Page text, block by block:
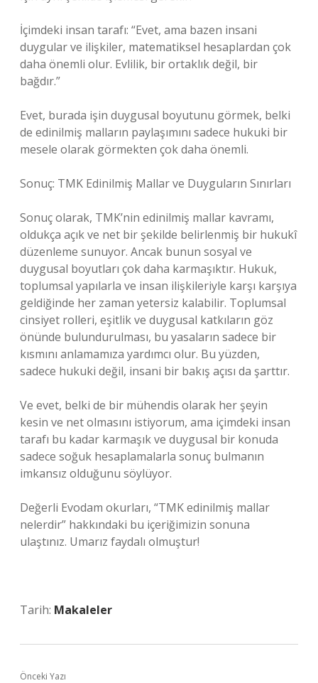
İçimdeki insan tarafı: “Evet, ama bazen insani
duygular ve ilişkiler, matematiksel hesaplardan çok
daha önemli olur. Evlilik, bir ortaklık değil, bir
bağdır.”
Evet, burada işin duygusal boyutunu görmek, belki
de edinilmiş malların paylaşımını sadece hukuki bir
mesele olarak görmekten çok daha önemli.
Sonuç: TMK Edinilmiş Mallar ve Duyguların Sınırları
Sonuç olarak, TMK’nin edinilmiş mallar kavramı,
oldukça açık ve net bir şekilde belirlenmiş bir hukukî
düzenleme sunuyor. Ancak bunun sosyal ve
duygusal boyutları çok daha karmaşıktır. Hukuk,
toplumsal yapılarla ve insan ilişkileriyle karşı karşıya
geldiğinde her zaman yetersiz kalabilir. Toplumsal
cinsiyet rolleri, eşitlik ve duygusal katkıların göz
önünde bulundurulması, bu yasaların sadece bir
kısmını anlamamıza yardımcı olur. Bu yüzden,
sadece hukuki değil, insani bir bakış açısı da şarttır.
Ve evet, belki de bir mühendis olarak her şeyin
kesin ve net olmasını istiyorum, ama içimdeki insan
tarafı bu kadar karmaşık ve duygusal bir konuda
sadece soğuk hesaplamalarla sonuç bulmanın
imkansız olduğunu söylüyor.
Değerli Evodam okurları, “TMK edinilmiş mallar
nelerdir” hakkındaki bu içeriğimizin sonuna
ulaştınız. Umarız faydalı olmuştur!
Tarih: Makaleler
Önceki Yazı